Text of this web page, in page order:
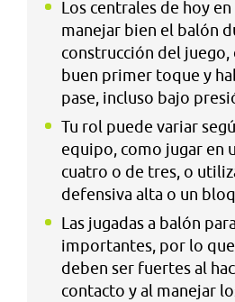
Los centrales de hoy
manejar bien el balón
construcción del
buen primer toque y
pase, incluso bajo
Tu rol puede variar
equipo, como jugar en
cuatro o de tres, o
defensiva alta o un
Las jugadas a balón
importantes, por lo
deben ser fuertes al
contacto y al manejar